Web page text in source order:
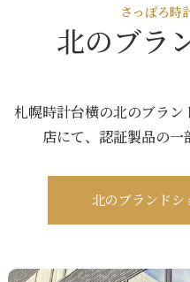
さっぽろ時
北のブラ
札幌時計台横の北のブラ
店にて、認証製品の一
北のブランドシ